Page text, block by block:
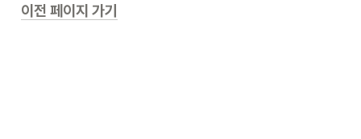
이전 페이지 가기